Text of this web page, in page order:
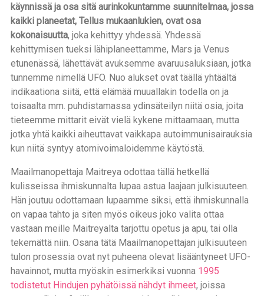
käynnissä ja osa sitä aurinkokuntamme suunnitelmaa, jossa
kaikki planeetat, Tellus mukaanlukien, ovat osa
kokonaisuutta, joka kehittyy yhdessä. Yhdessä
kehittymisen tueksi lähiplaneettamme, Mars ja Venus
etunenässä, lähettävät avuksemme avaruusaluksiaan, jotka
tunnemme nimellä UFO. Nuo alukset ovat täällä yhtäältä
indikaationa siitä, että elämää muuallakin todella on ja
toisaalta mm. puhdistamassa ydinsäteilyn niitä osia, joita
tieteemme mittarit eivät vielä kykene mittaamaan, mutta
jotka yhtä kaikki aiheuttavat vaikkapa autoimmunisairauksia
kun niitä syntyy atomivoimaloidemme käytöstä.
Maailmanopettaja Maitreya odottaa tällä hetkellä
kulisseissa ihmiskunnalta lupaa astua laajaan julkisuuteen.
Hän joutuu odottamaan lupaamme siksi, että ihmiskunnalla
on vapaa tahto ja siten myös oikeus joko valita ottaa
vastaan meille Maitreyalta tarjottu opetus ja apu, tai olla
tekemättä niin. Osana tätä Maailmanopettajan julkisuuteen
tulon prosessia ovat nyt puheena olevat lisääntyneet UFO-
havainnot, mutta myöskin esimerkiksi vuonna 1995
todistetut Hindujen pyhätöissä nähdyt ihmeet, joissa